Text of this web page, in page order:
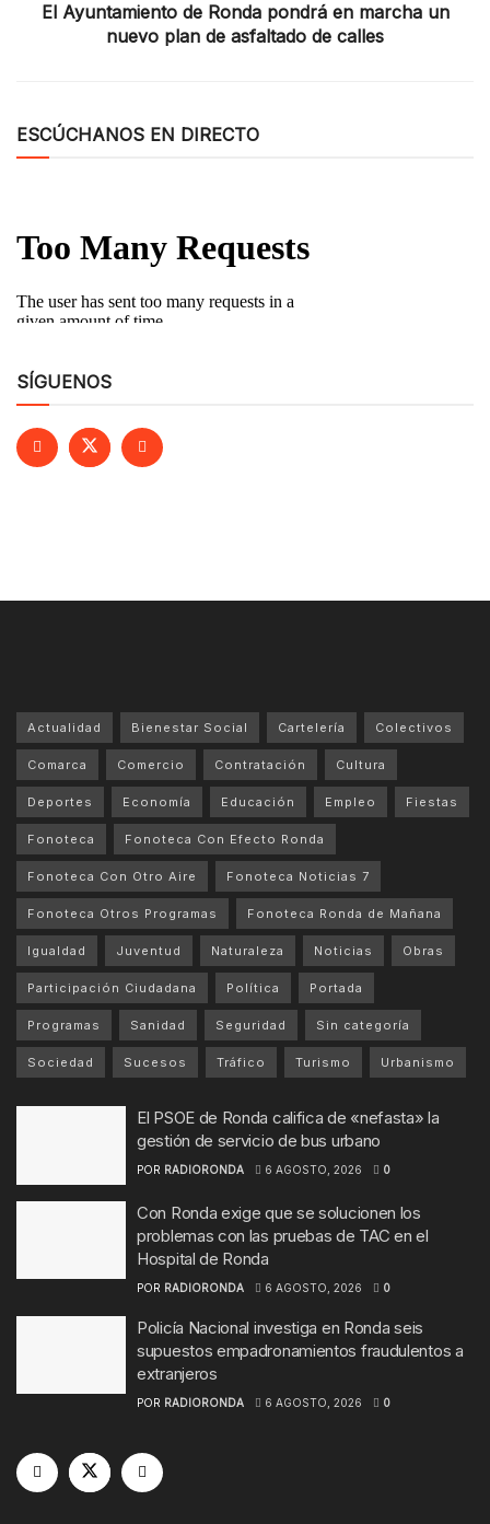
El Ayuntamiento de Ronda pondrá en marcha un
nuevo plan de asfaltado de calles
ESCÚCHANOS EN DIRECTO
SÍGUENOS
Actualidad Bienestar Social Cartelería Colectivos
Comarca Comercio Contratación Cultura
Deportes Economía Educación Empleo Fiestas
Fonoteca Fonoteca Con Efecto Ronda
Fonoteca Con Otro Aire Fonoteca Noticias 7
Fonoteca Otros Programas Fonoteca Ronda de Mañana
Igualdad Juventud Naturaleza Noticias Obras
Participación Ciudadana Política Portada
Programas Sanidad Seguridad Sin categoría
Sociedad Sucesos Tráfico Turismo Urbanismo
El PSOE de Ronda califica de «nefasta» la
gestión de servicio de bus urbano
POR RADIORONDA 6 AGOSTO, 2026 0
Con Ronda exige que se solucionen los
problemas con las pruebas de TAC en el
Hospital de Ronda
POR RADIORONDA 6 AGOSTO, 2026 0
Policía Nacional investiga en Ronda seis
supuestos empadronamientos fraudulentos a
extranjeros
POR RADIORONDA 6 AGOSTO, 2026 0